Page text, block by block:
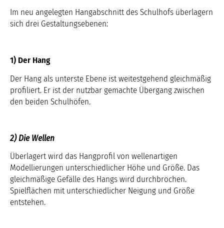
Im neu angelegten Hangabschnitt des Schulhofs überlagern
sich drei Gestaltungsebenen:
1) Der Hang
Der Hang als unterste Ebene ist weitestgehend gleichmäßig
profiliert. Er ist der nutzbar gemachte Übergang zwischen
den beiden Schulhöfen.
2) Die Wellen
Überlagert wird das Hangprofil von wellenartigen
Modellierungen unterschiedlicher Höhe und Größe. Das
gleichmäßige Gefälle des Hangs wird durchbrochen.
Spielflächen mit unterschiedlicher Neigung und Größe
entstehen.